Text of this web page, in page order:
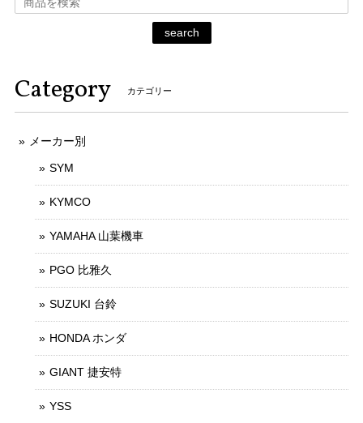
search
Category カテゴリー
メーカー別
SYM
KYMCO
YAMAHA 山葉機車
PGO 比雅久
SUZUKI 台鈴
HONDA ホンダ
GIANT 捷安特
YSS